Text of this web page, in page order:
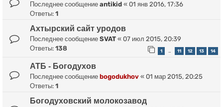
Последнее сообщение antikid « 01 янв 2016, 17:36
Ответы: 1
Ахтырский сайт уродов
Последнее сообщение SVAT « 07 июл 2015, 20:39
Ответы: 138 1 … 11 12 13 14
АТБ - Богодухов
Последнее сообщение bogodukhov « 01 мар 2015, 20:25
Ответы: 1
Богодуховский молокозавод